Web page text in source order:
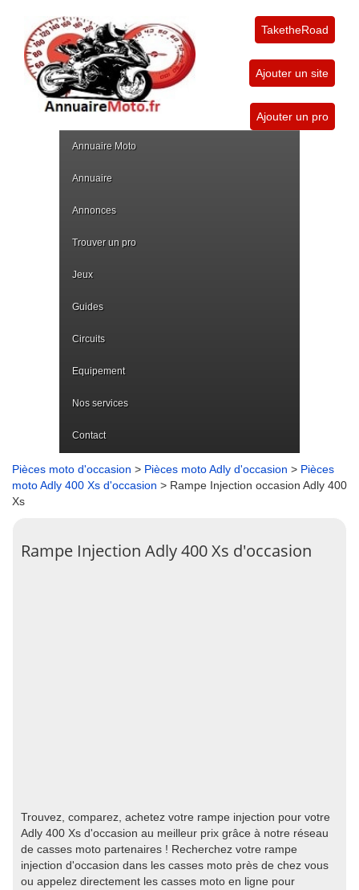
TaketheRoad
Ajouter un site
Ajouter un pro
Annuaire Moto
Annuaire
Annonces
Trouver un pro
Jeux
Guides
Circuits
Equipement
Nos services
Contact
Pièces moto d'occasion > Pièces moto Adly d'occasion > Pièces
moto Adly 400 Xs d'occasion > Rampe Injection occasion Adly 400
Xs
Rampe Injection Adly 400 Xs d'occasion
Trouvez, comparez, achetez votre rampe injection pour votre
Adly 400 Xs d'occasion au meilleur prix grâce à notre réseau
de casses moto partenaires ! Recherchez votre rampe
injection d'occasion dans les casses moto près de chez vous
ou appelez directement les casses moto en ligne pour